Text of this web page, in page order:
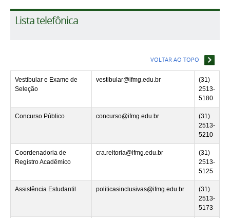
Lista telefônica
VOLTAR AO TOPO
Vestibular e Exame de
Seleção
vestibular@ifmg.edu.br
(31)
2513-
5180
Concurso Público concurso@ifmg.edu.br
(31)
2513-
5210
Coordenadoria de
Registro Acadêmico
cra.reitoria@ifmg.edu.br
(31)
2513-
5125
Assistência Estudantil politicasinclusivas@ifmg.edu.br
(31)
2513-
5173